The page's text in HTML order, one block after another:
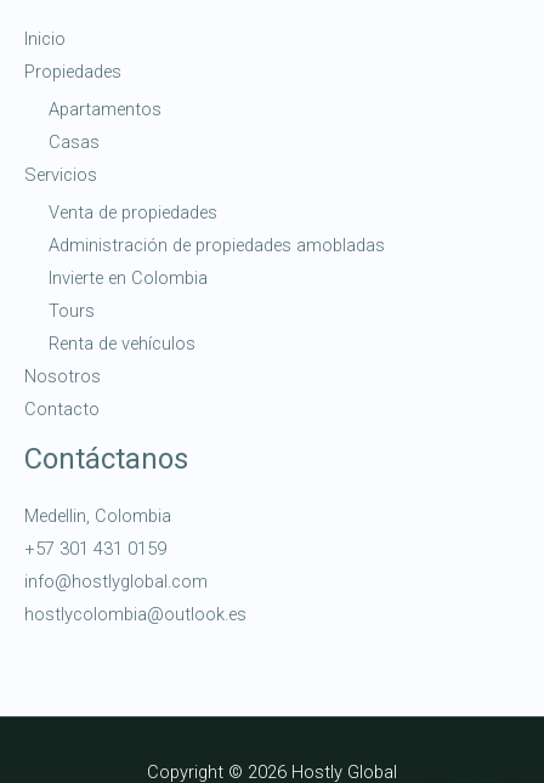
Inicio
Propiedades
Apartamentos
Casas
Servicios
Venta de propiedades
Administración de propiedades amobladas
Invierte en Colombia
Tours
Renta de vehículos
Nosotros
Contacto
Contáctanos
Medellin, Colombia
+57 301 431 0159
info@hostlyglobal.com
hostlycolombia@outlook.es
Copyright © 2026 Hostly Global